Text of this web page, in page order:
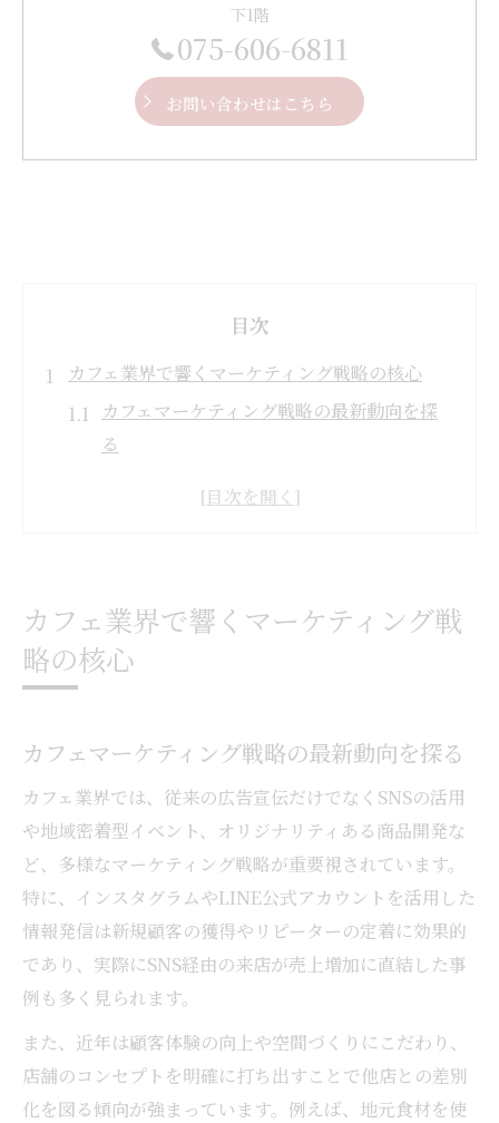
下1階
075-606-6811
お問い合わせはこちら
目次
カフェ業界で響くマーケティング戦略の核心
カフェマーケティング戦略の最新動向を探
る
リピーターを増やすカフェの集客術とは
カフェ集客のコツとリピーター獲得の秘訣
て
やす方法
カフェプロモーション事例に学ぶ集客アイ
成功するカフェが実践する集客術を解説
魅力的なカフェを作るための顧客分析法
カフェの顧客分析でターゲットを明確にす
る
カフェ集客に役立つペルソナ設定の方法
カフェの魅力を引き出すニーズ分析術
カフェ業界で響くマーケティング戦
略の核心
カフェマーケティング戦略の最新動向を探る
カフェ業界では、従来の広告宣伝だけでなくSNSの活用
や地域密着型イベント、オリジナリティある商品開発な
ど、多様なマーケティング戦略が重要視されています。
特に、インスタグラムやLINE公式アカウントを活用した
情報発信は新規顧客の獲得やリピーターの定着に効果的
であり、実際にSNS経由の来店が売上増加に直結した事
例も多く見られます。
また、近年は顧客体験の向上や空間づくりにこだわり、
店舗のコンセプトを明確に打ち出すことで他店との差別
化を図る傾向が強まっています。例えば、地元食材を使